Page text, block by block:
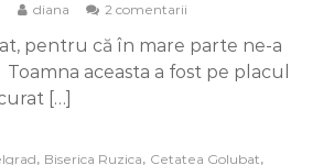
diana 2 comentarii
minivacanță
de
pentru că în mare parte ne-a
aceasta a fost pe placul
[…]
, Biserica Ruzica, Cetatea Golubat,